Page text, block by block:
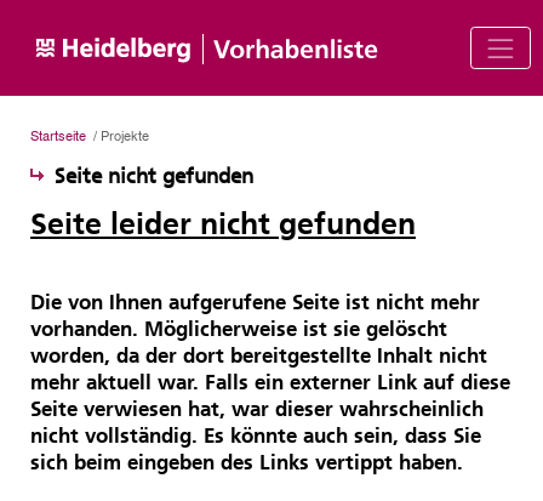
Startseite / Projekte
Seite nicht gefunden
Seite leider nicht gefunden
Die von Ihnen aufgerufene Seite ist nicht mehr
vorhanden. Möglicherweise ist sie gelöscht
worden, da der dort bereitgestellte Inhalt nicht
mehr aktuell war. Falls ein externer Link auf diese
Seite verwiesen hat, war dieser wahrscheinlich
nicht vollständig. Es könnte auch sein, dass Sie
sich beim eingeben des Links vertippt haben.